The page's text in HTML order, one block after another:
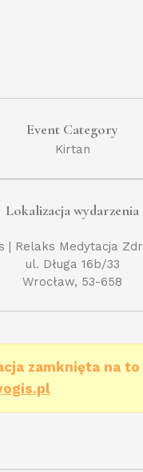
Event Category
Kirtan
Lokalizacja wydarzenia
| Relaks Medytacja
ul. Długa 16b/33
Wrocław, 53-658
zamknięta na